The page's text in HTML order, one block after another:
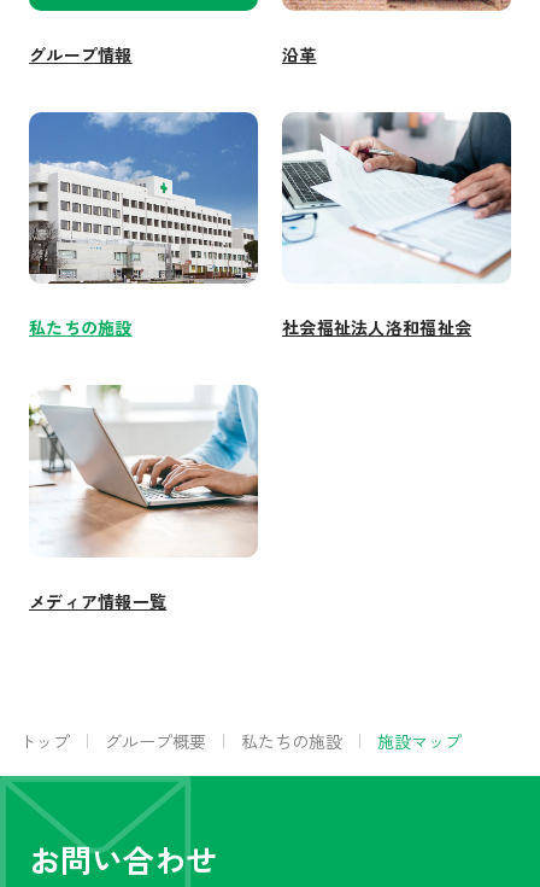
トップ グループ概要 私たちの施設 施設マップ
グループ情報 沿革
私たちの施設 社会福祉法人洛和福祉会
メディア情報一覧
お問い合わせ